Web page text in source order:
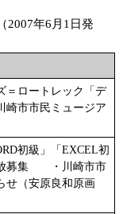
2007年6月1日発
＝ロートレック「デ
市市民ミュージア
初級」「EXCEL初
募集 ・川崎市市
せ（安原良和原画